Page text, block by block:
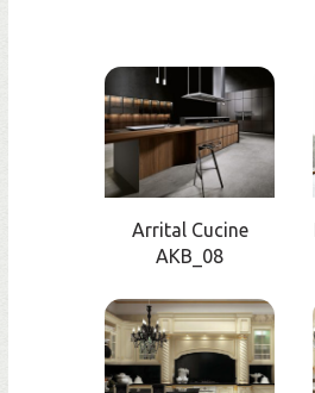
Arrital Cucine
AKB_08